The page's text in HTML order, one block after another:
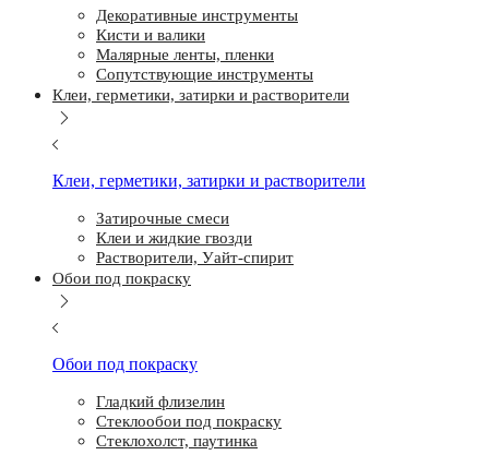
Декоративные инструменты
Кисти и валики
Малярные ленты, пленки
Сопутствующие инструменты
Клеи, герметики, затирки и растворители
Клеи, герметики, затирки и растворители
Затирочные смеси
Клеи и жидкие гвозди
Растворители, Уайт-спирит
Обои под покраску
Обои под покраску
Гладкий флизелин
Стеклообои под покраску
Стеклохолст, паутинка